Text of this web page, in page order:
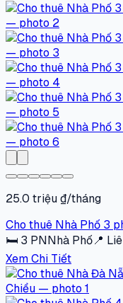
25.0 triệu ₫/tháng
Cho thuê Nhà Phố 3
🛏 3 PNNhà Phố📍
Xem Chi Tiết